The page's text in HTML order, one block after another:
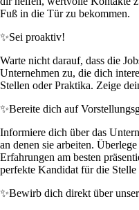
Fuß in die Tür zu bekommen.
✨Sei proaktiv!
Warte nicht darauf, dass die
Unternehmen zu, die dich
Stellen oder Praktika. Zeige
✨Bereite dich auf
Informiere dich über das
an denen sie arbeiten.
Erfahrungen am besten
perfekte Kandidat für die Stelle
✨Bewirb dich direkt über